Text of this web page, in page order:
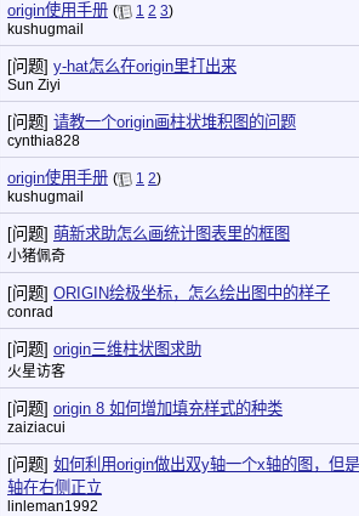
origin使用手册 ( 1 2 3)
kushugmail
[问题] y-hat怎么在origin里打出来
Sun Ziyi
[问题] 请教一个origin画柱状堆积图的问题
cynthia828
origin使用手册 ( 1 2)
kushugmail
[问题] 萌新求助怎么画统计图表里的框图
小猪佩奇
[问题] ORIGIN绘极坐标，怎么绘出图中的样子
conrad
[问题] origin三维柱状图求助
火星访客
[问题] origin 8 如何增加填充样式的种类
zaiziacui
[问题] 如何利用origin做出双y轴一个x轴的图，但
轴在右侧正立
linleman1992